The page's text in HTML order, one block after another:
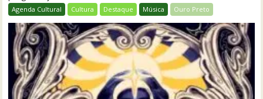
Agenda Cultural Cultura Destaque Música Ouro Preto